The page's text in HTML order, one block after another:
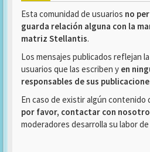
Esta comunidad de usuarios no
guarda relación alguna con la
matriz Stellantis.
Los mensajes publicados reflejan
usuarios que las escriben y en
responsables de sus
En caso de existir algún contenido
por favor, contactar con
moderadores desarrolla su labor